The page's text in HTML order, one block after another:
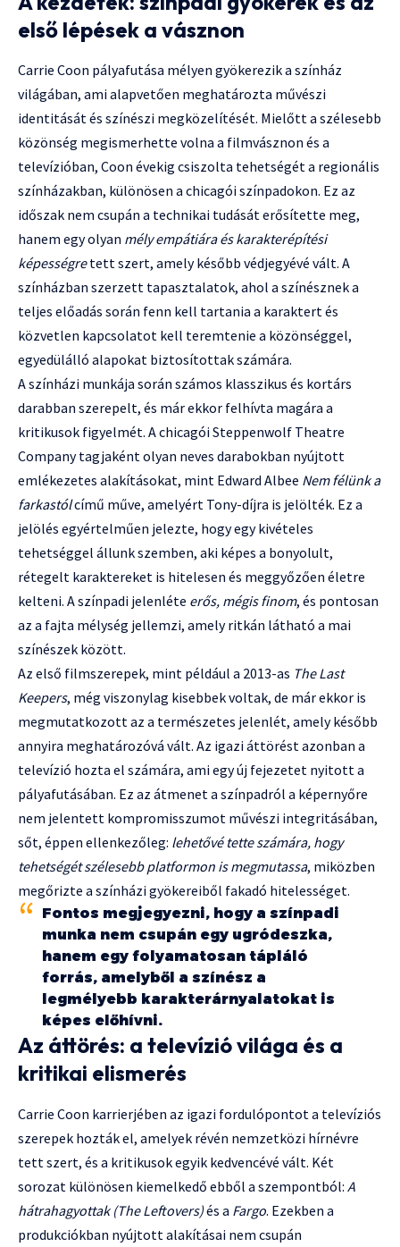
első lépések a vásznon
Carrie Coon pályafutása mélyen gyökerezik a színház
világában, ami alapvetően meghatározta művészi
identitását és színészi megközelítését. Mielőtt a szélesebb
közönség megismerhette volna a filmvásznon és a
televízióban, Coon évekig csiszolta tehetségét a regionális
színházakban, különösen a chicagói színpadokon. Ez az
időszak nem csupán a technikai tudását erősítette meg,
hanem egy olyan mély empátiára és karakterépítési
képességretett szert, amely később védjegyévé vált. A
színházban szerzett tapasztalatok, ahol a színésznek a
teljes előadás során fenn kell tartania a karaktert és
közvetlen kapcsolatot kell teremtenie a közönséggel,
egyedülálló alapokat biztosítottak számára.
A színházi munkája során számos klasszikus és kortárs
darabban szerepelt, és már ekkor felhívta magára a
kritikusok figyelmét. A chicagói Steppenwolf Theatre
Company tagjaként olyan neves darabokban nyújtott
emlékezetes alakításokat, mint Edward Albee Nem félünk a
farkastólcímű műve, amelyért Tony-díjra is jelölték. Ez a
jelölés egyértelműen jelezte, hogy egy kivételes
tehetséggel állunk szemben, aki képes a bonyolult,
rétegelt karaktereket is hitelesen és meggyőzően életre
kelteni. A színpadi jelenléte erős, mégis finom, és pontosan
az a fajta mélység jellemzi, amely ritkán látható a mai
színészek között.
Az első filmszerepek, mint például a 2013-as The Last
Keepers, még viszonylag kisebbek voltak, de már ekkor is
megmutatkozott az a természetes jelenlét, amely később
annyira meghatározóvá vált. Az igazi áttörést azonban a
televízió hozta el számára, ami egy új fejezetet nyitott a
pályafutásában. Ez az átmenet a színpadról a képernyőre
nem jelentett kompromisszumot művészi integritásában,
sőt, éppen ellenkezőleg: lehetővé tette számára, hogy
tehetségét szélesebb platformon is megmutassa, miközben
megőrizte a színházi gyökereiből fakadó hitelességet.
Fontos megjegyezni, hogy a színpadi
munka nem csupán egy ugródeszka,
hanem egy folyamatosan tápláló
forrás, amelyből a színész a
legmélyebb karakterárnyalatokat is
képes előhívni.
Az áttörés: a televízió világa és a
kritikai elismerés
Carrie Coon karrierjében az igazi fordulópontot a televíziós
szerepek hozták el, amelyek révén nemzetközi hírnévre
tett szert, és a kritikusok egyik kedvencévé vált. Két
sorozat különösen kiemelkedő ebből a szempontból: A
hátrahagyottak (The Leftovers)és a Fargo. Ezekben a
produkciókban nyújtott alakításai nem csupán